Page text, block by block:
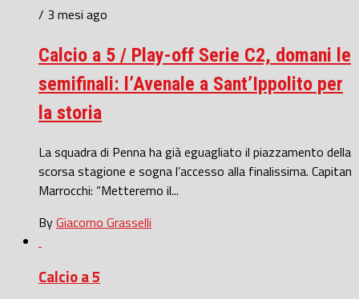
/ 3 mesi ago
Calcio a 5 / Play-off Serie C2, domani le
semifinali: l’Avenale a Sant’Ippolito per
la storia
La squadra di Penna ha già eguagliato il piazzamento della
scorsa stagione e sogna l’accesso alla finalissima. Capitan
Marrocchi: “Metteremo il...
ByGiacomo Grasselli
Calcio a 5